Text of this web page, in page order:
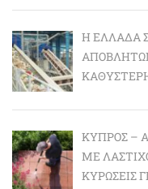
Η ΕΛΛΆΔΑ
ΚΎΠΡΟΣ –
ΜΕ
ΚΥΡΏΣΕΙΣ